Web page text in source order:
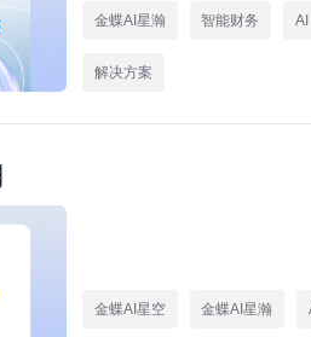
造远超过去的价值。
金蝶AI星瀚 智能财务 AI
解决方案
金蝶AI星空 金蝶AI星瀚